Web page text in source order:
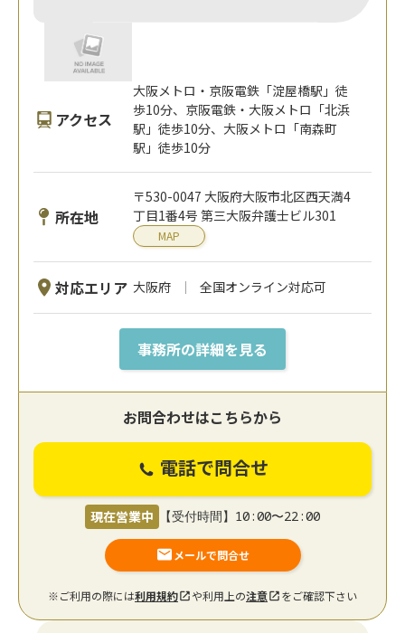
アクセス
大阪メトロ・京阪電鉄「淀屋橋駅」徒
歩10分、京阪電鉄・大阪メトロ「北浜
駅」徒歩10分、大阪メトロ「南森町
駅」徒歩10分
所在地
〒530-0047 大阪府大阪市北区西天満4
丁目1番4号 第三大阪弁護士ビル301
MAP
対応エリア 大阪府 全国オンライン対応可
事務所の詳細を見る
お問合わせはこちらから
電話で問合せ
現在営業中 【受付時間】10:00〜22:00
メールで問合せ
※ご利用の際には利用規約 や利用上の注意 をご確認下さい